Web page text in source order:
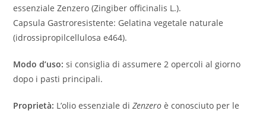
essenziale Zenzero (Zingiber officinalis L.).
Capsula Gastroresistente: Gelatina vegetale naturale
(idrossipropilcellulosa e464).
Modo d’uso: si consiglia di assumere 2 opercoli al giorno
dopo i pasti principali.
Proprietà: L’olio essenziale diZenzero è conosciuto per le